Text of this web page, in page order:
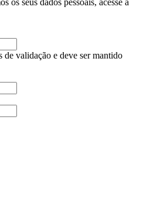
os seus dados pessoais, acesse a
de validação e deve ser mantido